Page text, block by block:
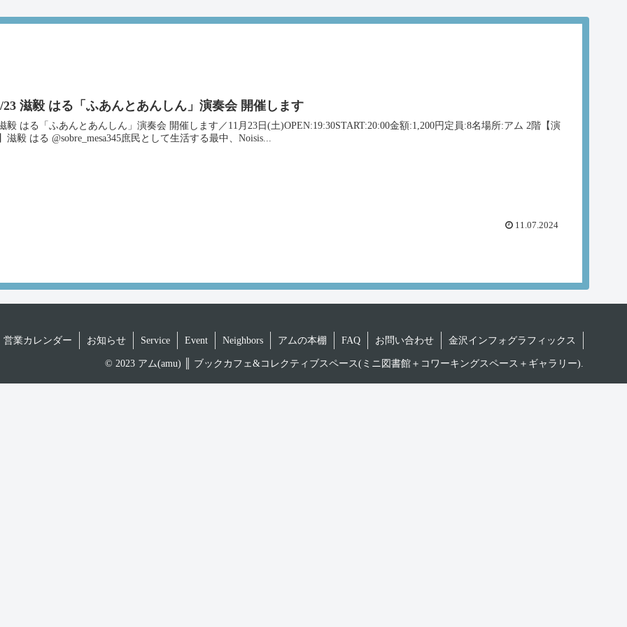
23 滋毅 はる「ふあんとあんしん」演奏会 開催します
毅 はる「ふあんとあんしん」演奏会 開催します／11月23日(土)OPEN:19:30START:20:00金額:1,200円定員:8名場所:アム 2階【演
滋毅 はる @sobre_mesa345庶民として生活する最中、Noisis...
11.07.2024
営業カレンダー お知らせ Service Event Neighbors アムの本棚 FAQ お問い合わせ 金沢インフォグラフィックス
© 2023 アム(amu) ║ ブックカフェ&コレクティブスペース(ミニ図書館＋コワーキングスペース＋ギャラリー).